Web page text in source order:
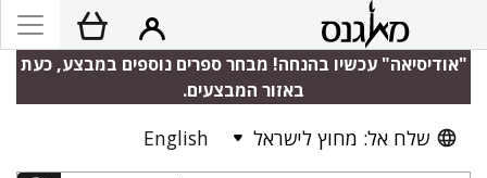
"אודיסיאה" עכשיו בהנחה! מבחר ספרים נוספים במבצע, כעת
באזור המבצעים.
שלח אל: מחוץ לישראל English